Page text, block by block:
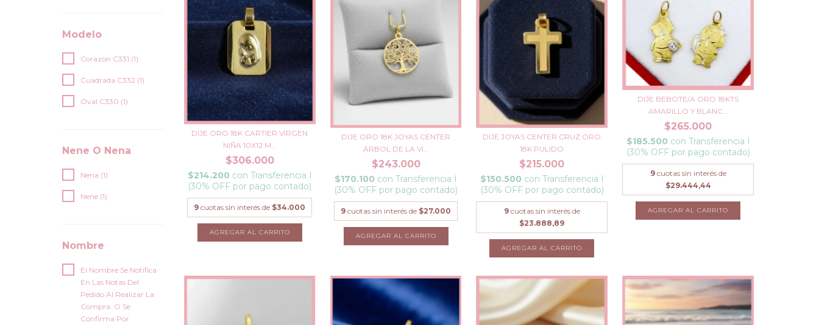
Modelo
Corazon C331 (1)
Cuadrada C332 (1)
Oval C330 (1)
Nene O Nena
Nena (1)
Nene (1)
Nombre
El Nombre Se Notifica
En Las Notas Del
Pedido Al Realizar La
Compra. O Se
Confirma Por
DIJE ORO 18K CARTIER VIRGEN
NIÑA 10X12 M...
$306.000
$214.200 con Transferencia I
(30% OFF por pago contado)
9 cuotas sin interés de $34.000
DIJE ORO 18K JOYAS CENTER
ÁRBOL DE LA VI...
$243.000
$170.100 con Transferencia I
(30% OFF por pago contado)
9 cuotas sin interés de $27.000
DIJE JOYAS CENTER CRUZ ORO
18K PULIDO
$215.000
$150.500 con Transferencia I
(30% OFF por pago contado)
9 cuotas sin interés de
$23.888,89
DIJE BEBOTE/A ORO 18KTS
AMARILLO Y BLANC...
$265.000
$185.500 con Transferencia I
(30% OFF por pago contado)
9 cuotas sin interés de
$29.444,44